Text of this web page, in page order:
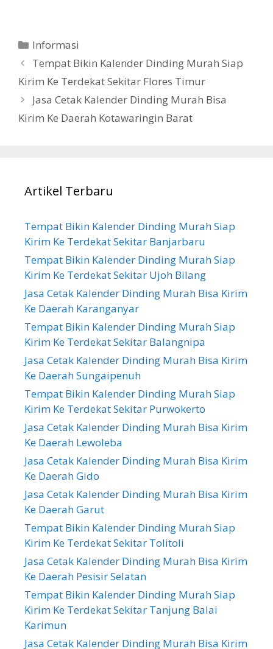
Categories
Informasi
Tempat Bikin Kalender Dinding Murah Siap
Kirim Ke Terdekat Sekitar Flores Timur
Jasa Cetak Kalender Dinding Murah Bisa
Kirim Ke Daerah Kotawaringin Barat
Artikel Terbaru
Tempat Bikin Kalender Dinding Murah Siap
Kirim Ke Terdekat Sekitar Banjarbaru
Tempat Bikin Kalender Dinding Murah Siap
Kirim Ke Terdekat Sekitar Ujoh Bilang
Jasa Cetak Kalender Dinding Murah Bisa Kirim
Ke Daerah Karanganyar
Tempat Bikin Kalender Dinding Murah Siap
Kirim Ke Terdekat Sekitar Balangnipa
Jasa Cetak Kalender Dinding Murah Bisa Kirim
Ke Daerah Sungaipenuh
Tempat Bikin Kalender Dinding Murah Siap
Kirim Ke Terdekat Sekitar Purwokerto
Jasa Cetak Kalender Dinding Murah Bisa Kirim
Ke Daerah Lewoleba
Jasa Cetak Kalender Dinding Murah Bisa Kirim
Ke Daerah Gido
Jasa Cetak Kalender Dinding Murah Bisa Kirim
Ke Daerah Garut
Tempat Bikin Kalender Dinding Murah Siap
Kirim Ke Terdekat Sekitar Tolitoli
Jasa Cetak Kalender Dinding Murah Bisa Kirim
Ke Daerah Pesisir Selatan
Tempat Bikin Kalender Dinding Murah Siap
Kirim Ke Terdekat Sekitar Tanjung Balai
Karimun
Jasa Cetak Kalender Dinding Murah Bisa Kirim